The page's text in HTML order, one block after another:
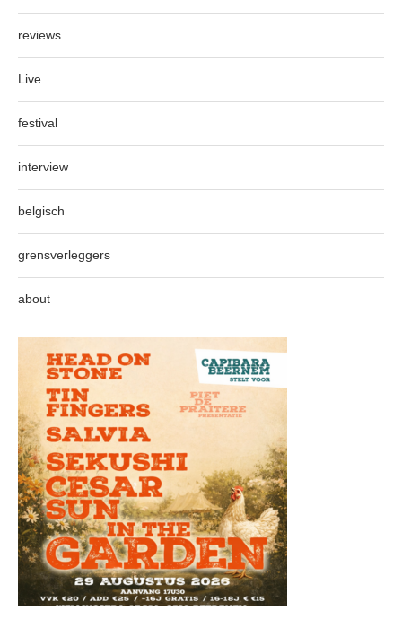
reviews
Live
festival
interview
belgisch
grensverleggers
about